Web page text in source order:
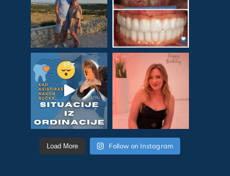
Load More Follow on Instagram